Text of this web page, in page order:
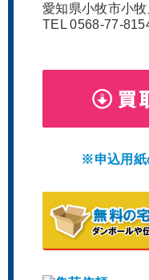
愛知県小牧市小
TEL 0568-77-
※申込用紙